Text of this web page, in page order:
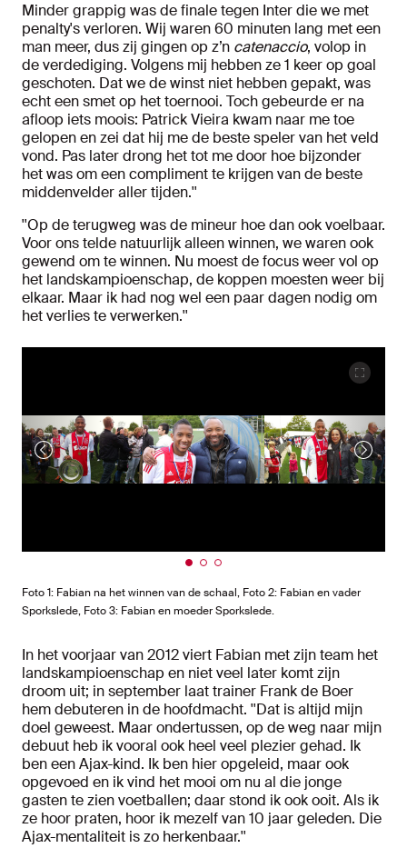
Minder grappig was de finale tegen Inter die we met
penalty's verloren. Wij waren 60 minuten lang met een
man meer, dus zij gingen op z’n catenaccio, volop in
de verdediging. Volgens mij hebben ze 1 keer op goal
geschoten. Dat we de winst niet hebben gepakt, was
echt een smet op het toernooi. Toch gebeurde er na
afloop iets moois: Patrick Vieira kwam naar me toe
gelopen en zei dat hij me de beste speler van het veld
vond. Pas later drong het tot me door hoe bijzonder
het was om een compliment te krijgen van de beste
middenvelder aller tijden.''
''Op de terugweg was de mineur hoe dan ook voelbaar.
Voor ons telde natuurlijk alleen winnen, we waren ook
gewend om te winnen. Nu moest de focus weer vol op
het landskampioenschap, de koppen moesten weer bij
elkaar. Maar ik had nog wel een paar dagen nodig om
het verlies te verwerken.''
Foto 1: Fabian na het winnen van de schaal, Foto 2: Fabian en vader
Sporkslede, Foto 3: Fabian en moeder Sporkslede.
In het voorjaar van 2012 viert Fabian met zijn team het
landskampioenschap en niet veel later komt zijn
droom uit; in september laat trainer Frank de Boer
hem debuteren in de hoofdmacht. ''Dat is altijd mijn
doel geweest. Maar ondertussen, op de weg naar mijn
debuut heb ik vooral ook heel veel plezier gehad. Ik
ben een Ajax-kind. Ik ben hier opgeleid, maar ook
opgevoed en ik vind het mooi om nu al die jonge
gasten te zien voetballen; daar stond ik ook ooit. Als ik
ze hoor praten, hoor ik mezelf van 10 jaar geleden. Die
Ajax-mentaliteit is zo herkenbaar.''